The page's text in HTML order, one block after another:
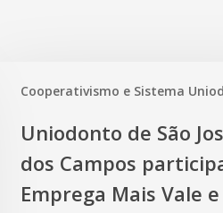
Cooperativismo e Sistema
Campos
Uniodonto de São
dos Campos
Emprega Mais Vale e